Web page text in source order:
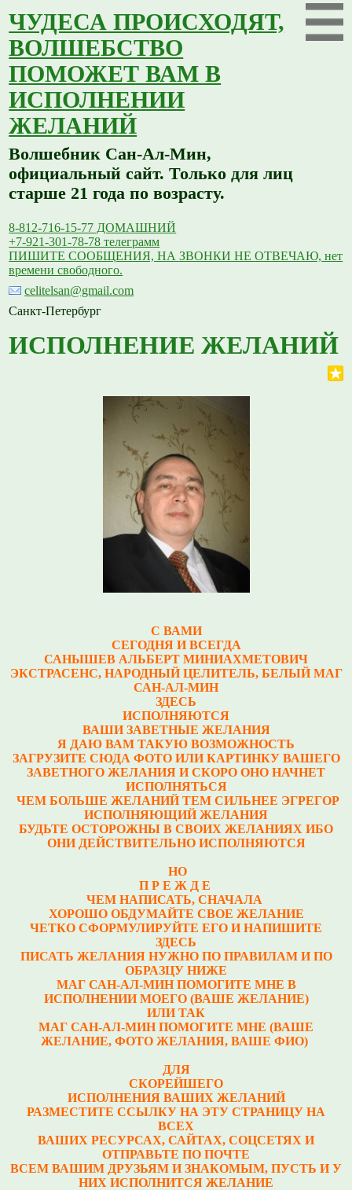
ЧУДЕСА ПРОИСХОДЯТ,
ВОЛШЕБСТВО
ПОМОЖЕТ ВАМ В
ИСПОЛНЕНИИ
ЖЕЛАНИЙ
Волшебник Сан-Ал-Мин,
официальный сайт. Только для лиц
старше 21 года по возрасту.
8-812-716-15-77 ДОМАШНИЙ
+7-921-301-78-78 телеграмм
ПИШИТЕ СООБЩЕНИЯ, НА ЗВОНКИ НЕ ОТВЕЧАЮ, нет
времени свободного.
celitelsan@gmail.com
Санкт-Петербург
ИСПОЛНЕНИЕ ЖЕЛАНИЙ
С ВАМИ
СЕГОДНЯ И ВСЕГДА
САНЫШЕВ АЛЬБЕРТ МИНИАХМЕТОВИЧ
ЭКСТРАСЕНС, НАРОДНЫЙ ЦЕЛИТЕЛЬ, БЕЛЫЙ МАГ
САН-АЛ-МИН
ЗДЕСЬ
ИСПОЛНЯЮТСЯ
ВАШИ ЗАВЕТНЫЕ ЖЕЛАНИЯ
Я ДАЮ ВАМ ТАКУЮ ВОЗМОЖНОСТЬ
ЗАГРУЗИТЕ СЮДА ФОТО ИЛИ КАРТИНКУ ВАШЕГО
ЗАВЕТНОГО ЖЕЛАНИЯ И СКОРО ОНО НАЧНЕТ
ИСПОЛНЯТЬСЯ
ЧЕМ БОЛЬШЕ ЖЕЛАНИЙ ТЕМ СИЛЬНЕЕ ЭГРЕГОР
ИСПОЛНЯЮЩИЙ ЖЕЛАНИЯ
БУДЬТЕ ОСТОРОЖНЫ В СВОИХ ЖЕЛАНИЯХ ИБО
ОНИ ДЕЙСТВИТЕЛЬНО ИСПОЛНЯЮТСЯ
НО
П Р Е Ж Д Е
ЧЕМ НАПИСАТЬ, СНАЧАЛА
ХОРОШО ОБДУМАЙТЕ СВОЕ ЖЕЛАНИЕ
ЧЕТКО СФОРМУЛИРУЙТЕ ЕГО И НАПИШИТЕ
ЗДЕСЬ
ПИСАТЬ ЖЕЛАНИЯ НУЖНО ПО ПРАВИЛАМ И ПО
ОБРАЗЦУ НИЖЕ
МАГ САН-АЛ-МИН ПОМОГИТЕ МНЕ В
ИСПОЛНЕНИИ МОЕГО (ВАШЕ ЖЕЛАНИЕ)
ИЛИ ТАК
МАГ САН-АЛ-МИН ПОМОГИТЕ МНЕ (ВАШЕ
ЖЕЛАНИЕ, ФОТО ЖЕЛАНИЯ, ВАШЕ ФИО)
ДЛЯ
СКОРЕЙШЕГО
ИСПОЛНЕНИЯ ВАШИХ ЖЕЛАНИЙ
РАЗМЕСТИТЕ ССЫЛКУ НА ЭТУ СТРАНИЦУ НА
ВСЕХ
ВАШИХ РЕСУРСАХ, САЙТАХ, СОЦСЕТЯХ И
ОТПРАВЬТЕ ПО ПОЧТЕ
ВСЕМ ВАШИМ ДРУЗЬЯМ И ЗНАКОМЫМ, ПУСТЬ И У
НИХ ИСПОЛНИТСЯ ЖЕЛАНИЕ